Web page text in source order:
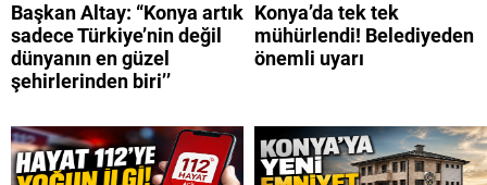
Başkan Altay: “Konya artık
sadece Türkiye’nin değil
dünyanın en güzel
şehirlerinden biri’’
Konya’da tek tek
mühürlendi! Belediyeden
önemli uyarı